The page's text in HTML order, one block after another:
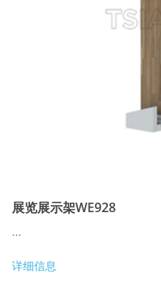
展览展示架WE928
...
详细信息